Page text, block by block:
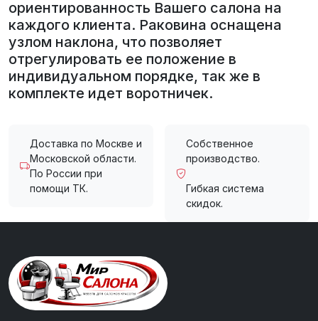
ориентированность Вашего салона на
каждого клиента. Раковина оснащена
узлом наклона, что позволяет
отрегулировать ее положение в
индивидуальном порядке, так же в
комплекте идет воротничек.
Доставка по Москве и
Московской области.
По России при
помощи ТК.
Собственное
производство.
Гибкая система
скидок.